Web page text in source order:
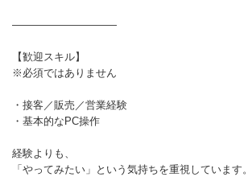
――――――――――
【歓迎スキル】
※必須ではありません
・接客／販売／営業経験
・基本的なPC操作
経験よりも、
「やってみたい」という気持ちを重視しています。